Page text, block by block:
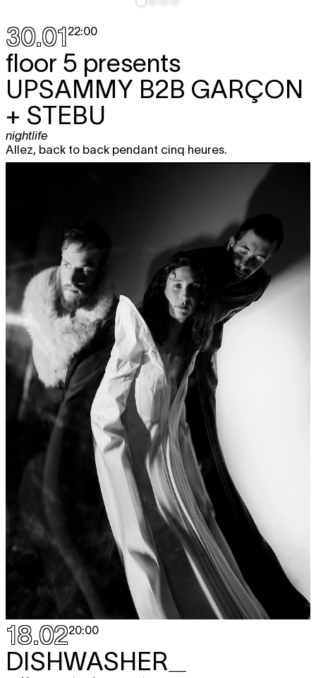
30.0122:00
floor 5 presents
UPSAMMY B2B GARÇON
+ STEBU
nightlife
Allez, back to back pendant cinq heures.
18.0220:00
DISHWASHER_